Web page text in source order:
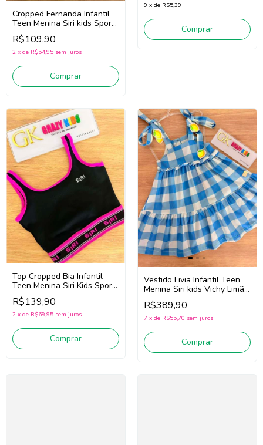
Cropped Fernanda Infantil
Teen Menina Siri kids Sport
44788 Badminton (Branco)
R$109,90
2 x de R$54,95 sem juros
Comprar
9 x de R$5,39
Comprar
Top Cropped Bia Infantil
Teen Menina Siri Kids Sport
Diversão 44750 (Preto)
R$139,90
2 x de R$69,95 sem juros
Comprar
Vestido Livia Infantil Teen
Menina Siri kids Vichy Limão
43284 (Azul/Off White)
R$389,90
7 x de R$55,70 sem juros
Comprar